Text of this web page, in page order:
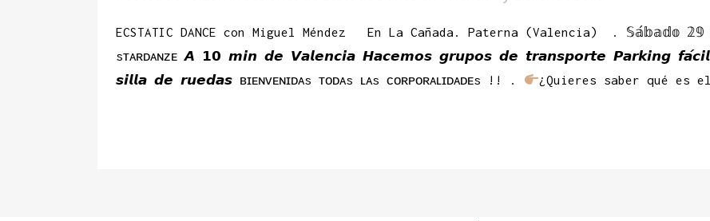
ECSTATIC DANCE con Miguel Méndez En La Cañada. Paterna (Valencia) . 𝕊𝕒́𝕓𝕒𝕕𝕠
sᴛᴀʀᴅᴀɴᴢᴇ 𝘼 𝟭𝟬 𝙢𝙞𝙣 𝙙𝙚 𝙑𝙖𝙡𝙚𝙣𝙘𝙞𝙖 𝙃𝙖𝙘𝙚𝙢𝙤𝙨 𝙜𝙧𝙪𝙥𝙤𝙨 𝙙𝙚 𝙩𝙧𝙖𝙣𝙨𝙥𝙤𝙧𝙩𝙚 𝙋𝙖𝙧𝙠𝙞𝙣𝙜
𝙨𝙞𝙡𝙡𝙖 𝙙𝙚 𝙧𝙪𝙚𝙙𝙖𝙨 ʙɪᴇɴᴠᴇɴɪᴅᴀs ᴛᴏᴅᴀs ʟᴀs ᴄᴏʀᴘᴏʀᴀʟɪᴅᴀᴅᴇs !! .
¿Quieres saber qué es el